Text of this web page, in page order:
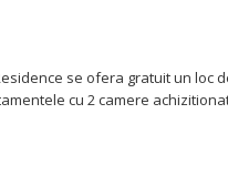
se ofera gratuit un loc
cu 2 camere